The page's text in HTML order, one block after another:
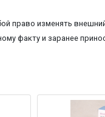
право изменять
факту и заранее